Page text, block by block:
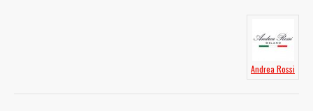
Andrea Rossi